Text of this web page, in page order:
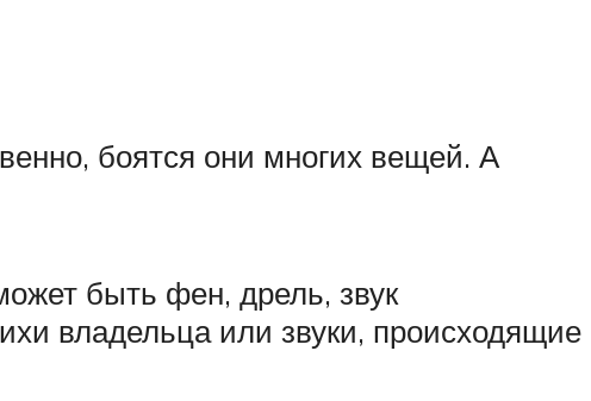
боятся они многих вещей. А
быть фен, дрель, звук
владельца или звуки, происходящие